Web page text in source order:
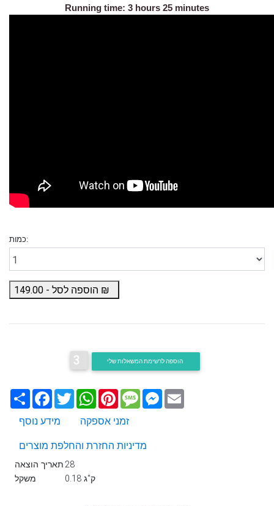
Running time: 3 hours 25 minutes
כמות:
הוספה לסל - 149.00
3
שתף Facebook
TwitterWhatsApp
PinterestMessageMessenger
מידע נוסף
זמני אספקה
מדיניות החזרת והחלפת מוצרים
תאריך הוצאה28
משקל
0.18 ק"ג